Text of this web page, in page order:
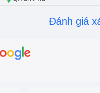
Đánh giá